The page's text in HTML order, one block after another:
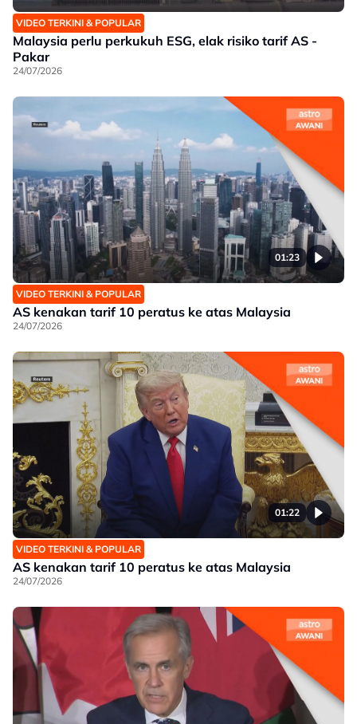
VIDEO TERKINI & POPULAR
Malaysia perlu perkukuh ESG, elak risiko tarif AS -
Pakar
24/07/2026
01:23
VIDEO TERKINI & POPULAR
AS kenakan tarif 10 peratus ke atas Malaysia
24/07/2026
01:22
VIDEO TERKINI & POPULAR
AS kenakan tarif 10 peratus ke atas Malaysia
24/07/2026